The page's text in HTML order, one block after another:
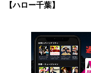
【ハロー千葉】